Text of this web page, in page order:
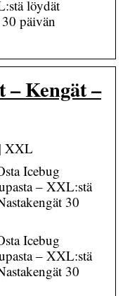
löydät
päivän
– Kengät –
XXL
Icebug
– XXL:stä
30
Icebug
– XXL:stä
30